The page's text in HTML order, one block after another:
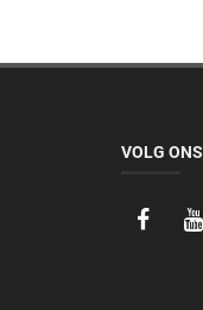
VOLG ONS